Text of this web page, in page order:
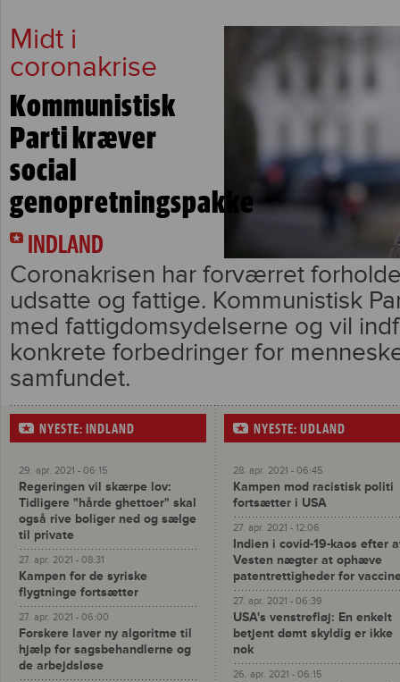
Midt i
coronakrise
Kommunistisk
Parti kræver
social
genopretningspakke
INDLAND
Coronakrisen har forværret
udsatte og fattige. Kommunistisk
med fattigdomsydelserne og vil
konkrete forbedringer for
samfundet.
NYESTE: INDLAND
29. apr. 2021 - 06:15
Regeringen vil skærpe lov:
Tidligere "hårde ghettoer" skal
også rive boliger ned og sælge
til private
27. apr. 2021 - 08:31
Kampen for de syriske
flygtninge fortsætter
27. apr. 2021 - 06:00
Forskere laver ny algoritme til
hjælp for sagsbehandlerne og
de arbejdsløse
NYESTE: UDLAND
28. apr. 2021 - 06:45
Kampen mod racistisk politi
fortsætter i USA
27. apr. 2021 - 12:06
Indien i covid-19-kaos efter
Vesten nægter at ophæve
patentrettigheder for
27. apr. 2021 - 06:39
USA's venstrefløj: En enkelt
betjent dømt skyldig er ikke
nok
26. apr. 2021 - 06:15